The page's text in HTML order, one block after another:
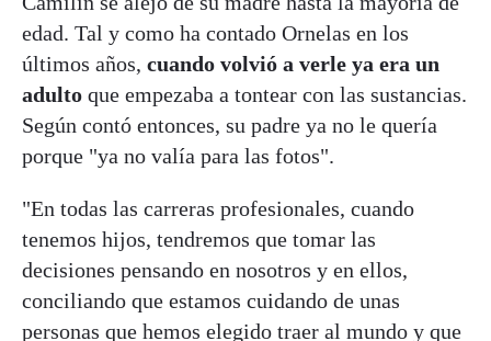
edad. Tal y como ha contado Ornelas en los
últimos años, cuando volvió a verle ya era un
adulto que empezaba a tontear con las sustancias.
Según contó entonces, su padre ya no le quería
porque "ya no valía para las fotos".
"En todas las carreras profesionales, cuando
tenemos hijos, tendremos que tomar las
decisiones pensando en nosotros y en ellos,
conciliando que estamos cuidando de unas
personas que hemos elegido traer al mundo y que